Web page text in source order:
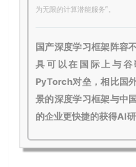
为无限的计算潜能服务”。
国产深度学习框架阵容
具可以在国际上与谷
PyTorch对垒，相比国
景的深度学习框架与中
的企业更快捷的获得AI研